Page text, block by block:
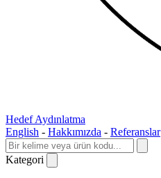
Hedef Aydınlatma
English - Hakkımızda - Referanslar
Kategori